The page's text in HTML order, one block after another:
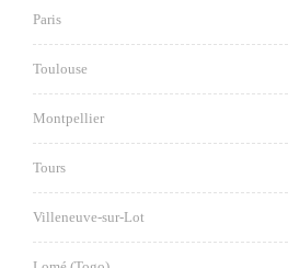
Paris
Toulouse
Montpellier
Tours
Villeneuve-sur-Lot